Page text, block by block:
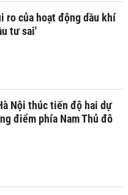
ro của hoạt động dầu khí
tư sai'
Nội thúc tiến độ hai dự
điểm phía Nam Thủ đô